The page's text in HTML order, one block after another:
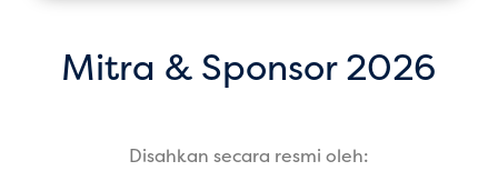
Mitra & Sponsor 2026
Disahkan secara resmi oleh: